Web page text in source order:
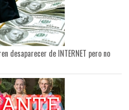
desaparecer de INTERNET pero no